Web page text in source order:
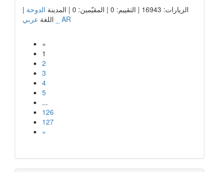
الزيارات: 16943 | التقييم: 0 | المقيّمين: 0 | المدينة
الدوحة |
اللغة عربي _ AR
«
1
2
3
4
5
...
126
127
»